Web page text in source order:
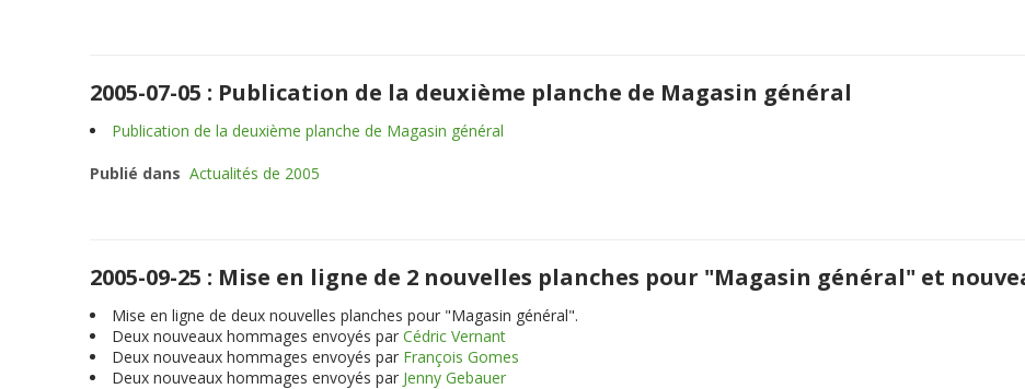
2005-07-05 : Publication de la deuxième planche de Magasin général
Publication de la deuxième planche de Magasin général
Publié dans Actualités de 2005
2005-09-25 : Mise en ligne de 2 nouvelles planches pour "Magasin général" et
Mise en ligne de deux nouvelles planches pour "Magasin général".
Deux nouveaux hommages envoyés par Cédric Vernant
Deux nouveaux hommages envoyés par François Gomes
Deux nouveaux hommages envoyés par Jenny Gebauer